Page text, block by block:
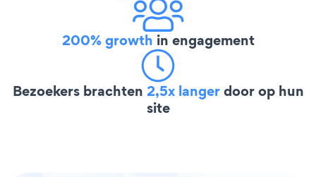
200% growth in engagement
Bezoekers brachten 2,5x langerdoor op hun
site